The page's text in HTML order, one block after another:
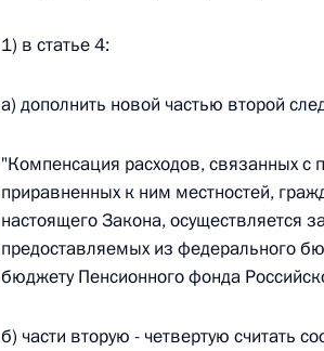
Федеральный закон от
О внесении изменений в Федеральный
Федеральный закон от
О внесении изменения в статью 2
и добровольчестве (волонтерстве)»
26 июля 2026 года
1) в статье 4:
а) дополнить новой частью второй
"Компенсация расходов, связанных с
приравненных к ним местностей,
настоящего Закона, осуществляется
предоставляемых из федерального
бюджету Пенсионного фонда
б) части вторую - четвертую считать